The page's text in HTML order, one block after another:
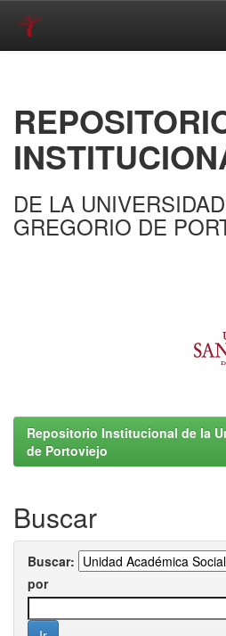
DE LA
GREGORIO DE
Repositorio Institucional de la
de Portoviejo
Buscar
Buscar:
por